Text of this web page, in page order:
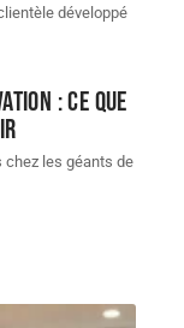
développé
: ce que
chez les géants de